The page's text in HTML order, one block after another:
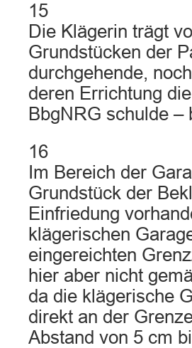
15
Die Klägerin trägt
Grundstücken der
durchgehende,
deren Errichtung
BbgNRG schulde –
16
Im Bereich der
Grundstück der
Einfriedung
klägerischen
eingereichten
hier aber nicht
da die klägerische
direkt an der
Abstand von 5 cm